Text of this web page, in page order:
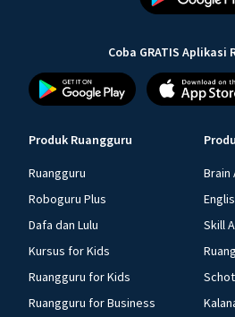
Coba GRATIS Aplikasi
Produk Ruangguru
Ruangguru
Roboguru Plus
Dafa dan Lulu
Kursus for Kids
Ruangguru for Kids
Ruangguru for Business
Brain
Skill